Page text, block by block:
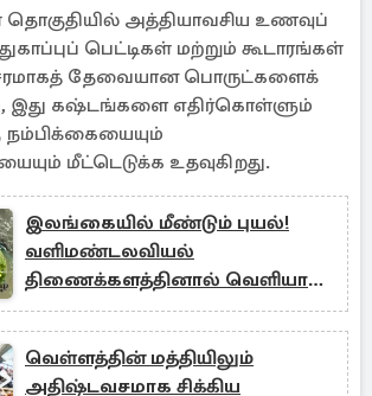
அத்தியாவசிய உணவுப்
பெட்டிகள் மற்றும் கூடாரங்கள்
தேவையான பொருட்களைக்
இது கஷ்டங்களை எதிர்கொள்ளும்
நம்பிக்கையையும்
மீட்டெடுக்க உதவுகிறது.
இலங்கையில் மீண்டும் புயல்!
வளிமண்டலவியல்
திணைக்களத்தினால் வெளியான
தகவல்
வெள்ளத்தின் மத்தியிலும்
அதிஷ்டவசமாக சிக்கிய